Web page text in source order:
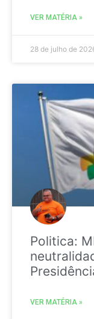
VER MATÉRIA »
28 de julho de
Politica:
VER MATÉRIA »